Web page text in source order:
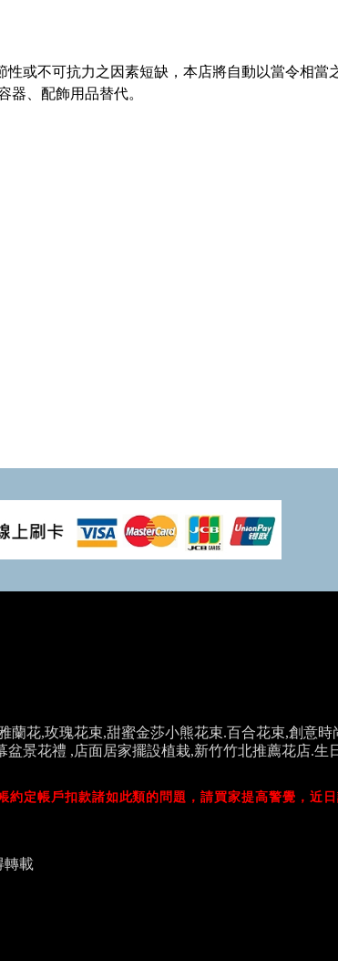
性或不可抗力之因素短缺， 本店將自動以當令相當
器、 配飾用品替代。
蘭花,玫瑰花束,甜蜜金莎小熊花束.百合花束,創意時
景花禮 ,店面居家擺設植栽,新竹竹北推薦花店.生
定帳戶扣款諸如此類的問題，請買家提高警覺，近
轉載